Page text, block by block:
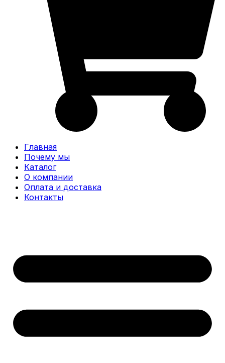
Главная
Почему мы
Каталог
О компании
Оплата и доставка
Контакты